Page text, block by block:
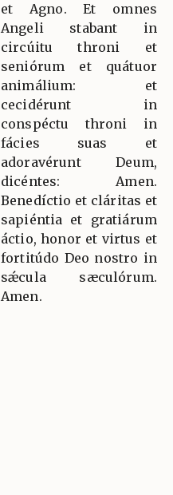
et Agno. Et omnes
Angeli stabant in
circúitu throni et
seniórum et quátuor
animálium: et
cecidérunt in
conspéctu throni in
fácies suas et
adoravérunt Deum,
dicéntes: Amen.
Benedíctio et cláritas et
sapiéntia et gratiárum
áctio, honor et virtus et
fortitúdo Deo nostro in
sǽcula sæculórum.
Amen.